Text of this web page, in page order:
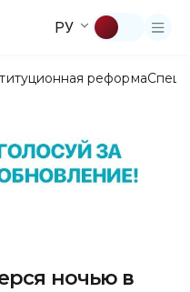
РУ
реформа
ночью в